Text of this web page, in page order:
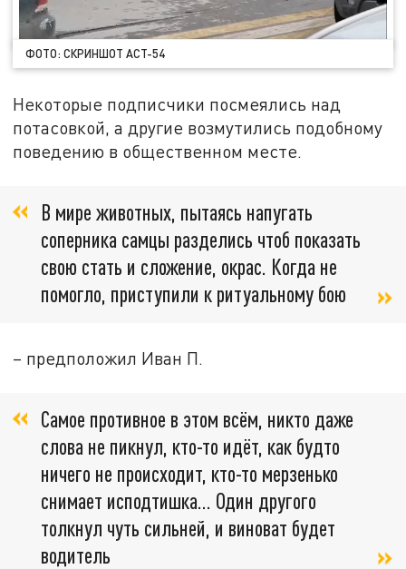
ФОТО: СКРИНШОТ АСТ-54
Некоторые подписчики посмеялись над
потасовкой, а другие возмутились подобному
поведению в общественном месте.
В мире животных, пытаясь напугать
соперника самцы разделись чтоб показать
свою стать и сложение, окрас. Когда не
помогло, приступили к ритуальному бою
– предположил Иван П.
Самое противное в этом всём, никто даже
слова не пикнул, кто-то идёт, как будто
ничего не происходит, кто-то мерзенько
снимает исподтишка... Один другого
толкнул чуть сильней, и виноват будет
водитель